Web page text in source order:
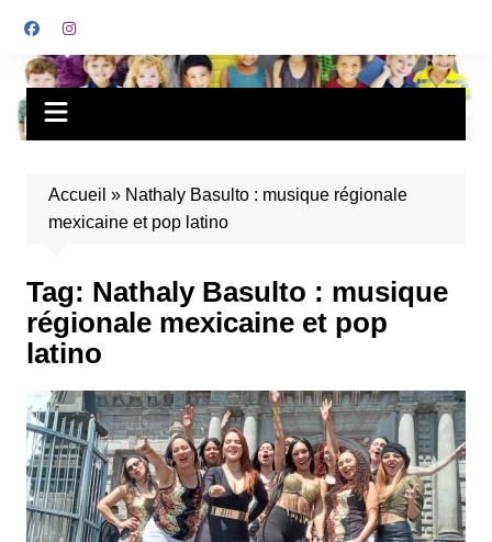
Accueil » Nathaly Basulto : musique régionale
mexicaine et pop latino
Tag: Nathaly Basulto : musique
régionale mexicaine et pop
latino